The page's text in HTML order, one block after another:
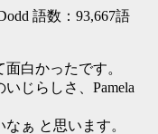
語数：93,667語
白かったです。
じらしさ、Pamela
ぁ と思います。